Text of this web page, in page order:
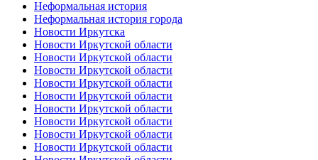
Неформальная история
Неформальная история города
Новости Иркутска
Новости Иркутской области
Новости Иркутской области
Новости Иркутской области
Новости Иркутской области
Новости Иркутской области
Новости Иркутской области
Новости Иркутской области
Новости Иркутской области
Новости Иркутской области